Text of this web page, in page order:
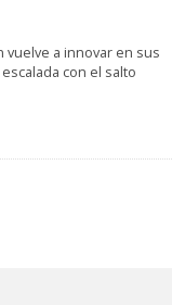
vuelve a innovar en sus
con el salto